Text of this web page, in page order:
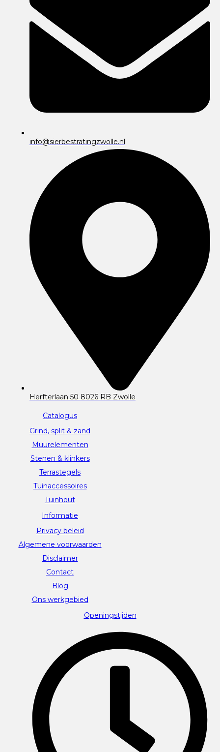
info@sierbestratingzwolle.nl
Herfterlaan 50 8026 RB Zwolle
Catalogus
Grind, split & zand
Muurelementen
Stenen & klinkers
Terrastegels
Tuinaccessoires
Tuinhout
Informatie
Privacy beleid
Algemene voorwaarden
Disclaimer
Contact
Blog
Ons werkgebied
Openingstijden